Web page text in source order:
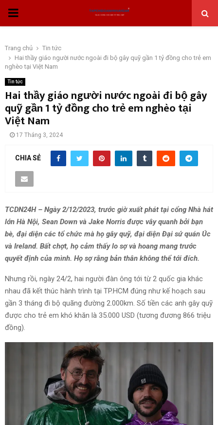
THỰC
CHÍNH
Trang chủ
Tin tức
Hai thầy giáo người nước ngoài đi bộ gây quỹ gần 1 tỷ đồng cho trẻ em
nghèo tại Việt Nam
Tin tức
Hai thầy giáo người nước ngoài đi bộ gây
quỹ gần 1 tỷ đồng cho trẻ em nghèo tại
Việt Nam
17 Tháng 3, 2024
CHIA SẺ
TCDN24H – Ngày 2/12/2023, trước giờ xuất phát tại cổng Nhà hát
lớn Hà Nội, Sean Down và Jake Norris được vây quanh bởi bạn
bè, đại diện các tổ chức mà họ gây quỹ, đại diện Đại sứ quán Úc
và Ireland. Bất chợt, họ cảm thấy lo sợ và hoang mang trước
quyết định của mình. Họ sợ rằng bản thân không thể tới đích.
Nhưng rồi, ngày 24/2, hai người đàn ông tới từ 2 quốc gia khác
nhau đã kết thúc hành trình tại TP.HCM đúng như kế hoạch sau
gần 3 tháng đi bộ quãng đường 2.000km. Số tiền các anh gây quỹ
được cho trẻ em khó khăn là 35.000 USD (tương đương 866 triệu
đồng).